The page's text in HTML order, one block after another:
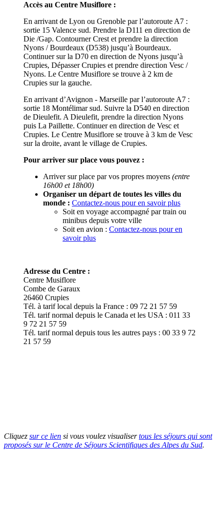
Accès au Centre Musiflore :
En arrivant de Lyon ou Grenoble par l’autoroute A7 :
sortie 15 Valence sud. Prendre la D111 en direction de
Die /Gap. Contourner Crest et prendre la direction
Nyons / Bourdeaux (D538) jusqu’à Bourdeaux.
Continuer sur la D70 en direction de Nyons jusqu’à
Crupies, Dépasser Crupies et prendre direction Vesc /
Nyons. Le Centre Musiflore se trouve à 2 km de
Crupies sur la gauche.
En arrivant d’Avignon - Marseille par l’autoroute A7 :
sortie 18 Montélimar sud. Suivre la D540 en direction
de Dieulefit. A Dieulefit, prendre la direction Nyons
puis La Paillette. Continuer en direction de Vesc et
Crupies. Le Centre Musiflore se trouve à 3 km de Vesc
sur la droite, avant le village de Crupies.
Pour arriver sur place vous pouvez :
Arriver sur place par vos propres moyens (entre
16h00 et 18h00)
Organiser un départ de toutes les villes du
monde : Contactez-nous pour en savoir plus
Soit en voyage accompagné par train ou
minibus depuis votre ville
Soit en avion : Contactez-nous pour en
savoir plus
Adresse du Centre :
Centre Musiflore
Combe de Garaux
26460 Crupies
Tél. à tarif local depuis la France : 09 72 21 57 59
Tél. tarif normal depuis le Canada et les USA : 011 33
9 72 21 57 59
Tél. tarif normal depuis tous les autres pays : 00 33 9 72
21 57 59
Cliquez sur ce lien si vous voulez visualisertous les séjours qui sont
proposés sur le Centre de Séjours Scientifiques des Alpes du Sud.